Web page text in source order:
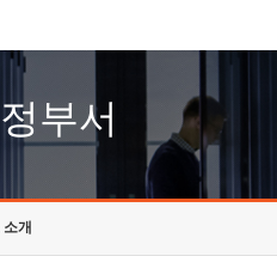
부서
개